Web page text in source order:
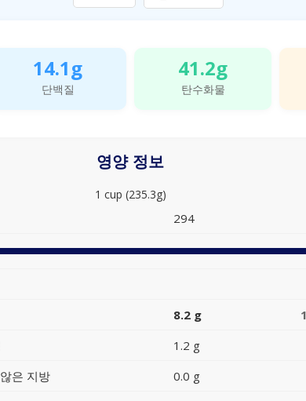
14.1g
단백질
41.2g
탄수화물
영양 정보
1 cup (235.3g)
294
8.2 g
1.2 g
은 지방
0.0 g